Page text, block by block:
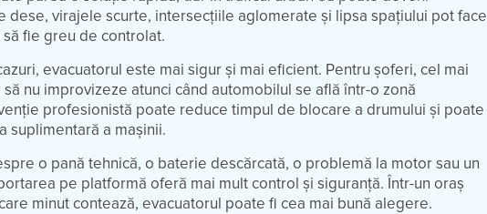
dese, virajele scurte, intersecțiile aglomerate și lipsa spațiului pot face
fie greu de controlat.
evacuatorul este mai sigur și mai eficient. Pentru șoferi, cel mai
nu improvizeze atunci când automobilul se află într-o zonă
profesionistă poate reduce timpul de blocare a drumului și poate
suplimentară a mașinii.
o pană tehnică, o baterie descărcată, o problemă la motor sau un
pe platformă oferă mai mult control și siguranță. Într-un oraș
minut contează, evacuatorul poate fi cea mai bună alegere.